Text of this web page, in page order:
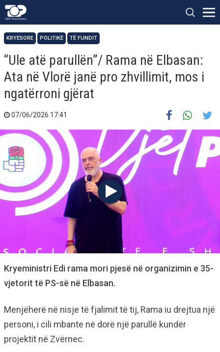
KRYESORE POLITIKË TË FUNDIT
“Ule atë parullën”/ Rama në Elbasan:
Ata në Vlorë janë pro zhvillimit, mos i
ngatërroni gjërat
07/06/2026 17:41
Kryeministri Edi rama mori pjesë në organizimin e 35-
vjetorit të PS-së në Elbasan.
Menjëherë në nisje të fjalimit të tij, Rama iu drejtua një
personi, i cili mbante në dorë një parullë kundër
projektit në Zvërnec.